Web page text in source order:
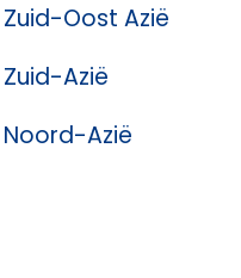
Zuid-Oost Azië
Zuid-Azië
Noord-Azië